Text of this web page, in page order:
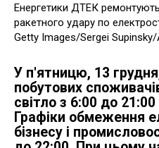
Енергетики ДТЕК
ракетного удару по
Getty Images/Sergei Supinsky/
У п'ятницю, 13
побутових
світло з 6:00 до 21:00
Графіки обмеження
бізнесу і